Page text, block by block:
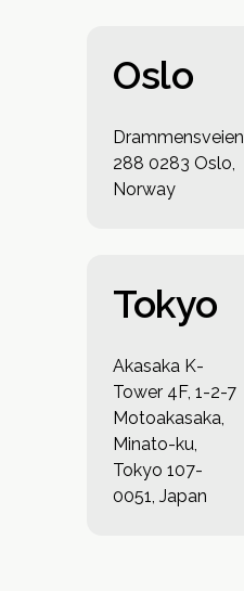
Oslo
Drammensveien
288 0283 Oslo,
Norway
Tokyo
Akasaka K-
Tower 4F, 1-2-7
Motoakasaka,
Minato-ku,
Tokyo 107-
0051, Japan